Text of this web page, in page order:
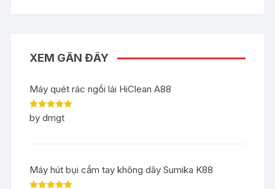
XEM GẦN ĐÂY
Máy quét rác ngồi lái HiClean A88
Rated5out
of 5
by dmgt
Máy hút bụi cầm tay không dây Sumika K88